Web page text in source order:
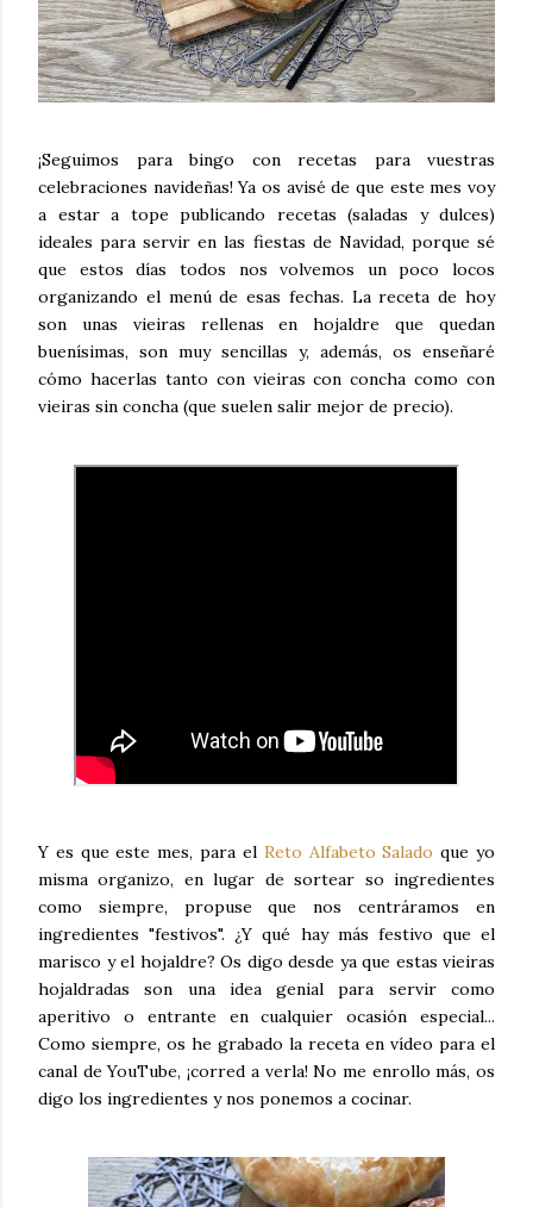
¡Seguimos para bingo con recetas para vuestras
celebraciones navideñas! Ya os avisé de que este mes voy
a estar a tope publicando recetas (saladas y dulces)
ideales para servir en las fiestas de Navidad, porque sé
que estos días todos nos volvemos un poco locos
organizando el menú de esas fechas. La receta de hoy
son unas vieiras rellenas en hojaldre que quedan
buenísimas, son muy sencillas y, además, os enseñaré
cómo hacerlas tanto con vieiras con concha como con
vieiras sin concha (que suelen salir mejor de precio).
Y es que este mes, para el Reto Alfabeto Salado que yo
misma organizo, en lugar de sortear so ingredientes
como siempre, propuse que nos centráramos en
ingredientes "festivos". ¿Y qué hay más festivo que el
marisco y el hojaldre? Os digo desde ya que estas vieiras
hojaldradas son una idea genial para servir como
aperitivo o entrante en cualquier ocasión especial...
Como siempre, os he grabado la receta en vídeo para el
canal de YouTube, ¡corred a verla! No me enrollo más, os
digo los ingredientes y nos ponemos a cocinar.